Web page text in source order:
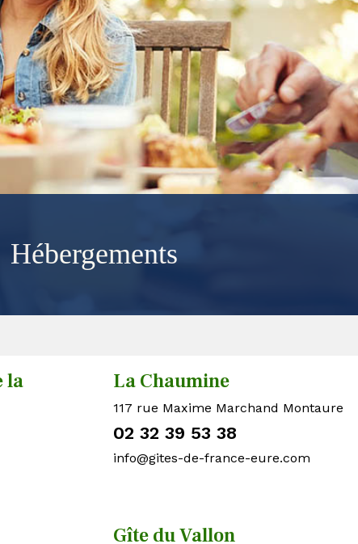
Hébergements
la
La Chaumine
117 rue Maxime Marchand Montaure
02 32 39 53 38
info@gites-de-france-eure.com
Gîte du Vallon